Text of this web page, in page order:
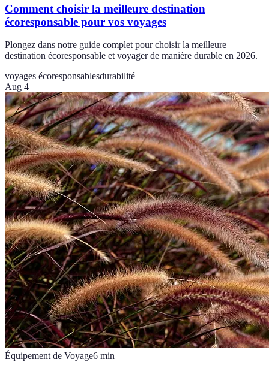
Comment choisir la meilleure destination
écoresponsable pour vos voyages
Plongez dans notre guide complet pour choisir la meilleure
destination écoresponsable et voyager de manière durable en 2026.
voyages écoresponsablesdurabilité
Aug 4
Équipement de Voyage6 min